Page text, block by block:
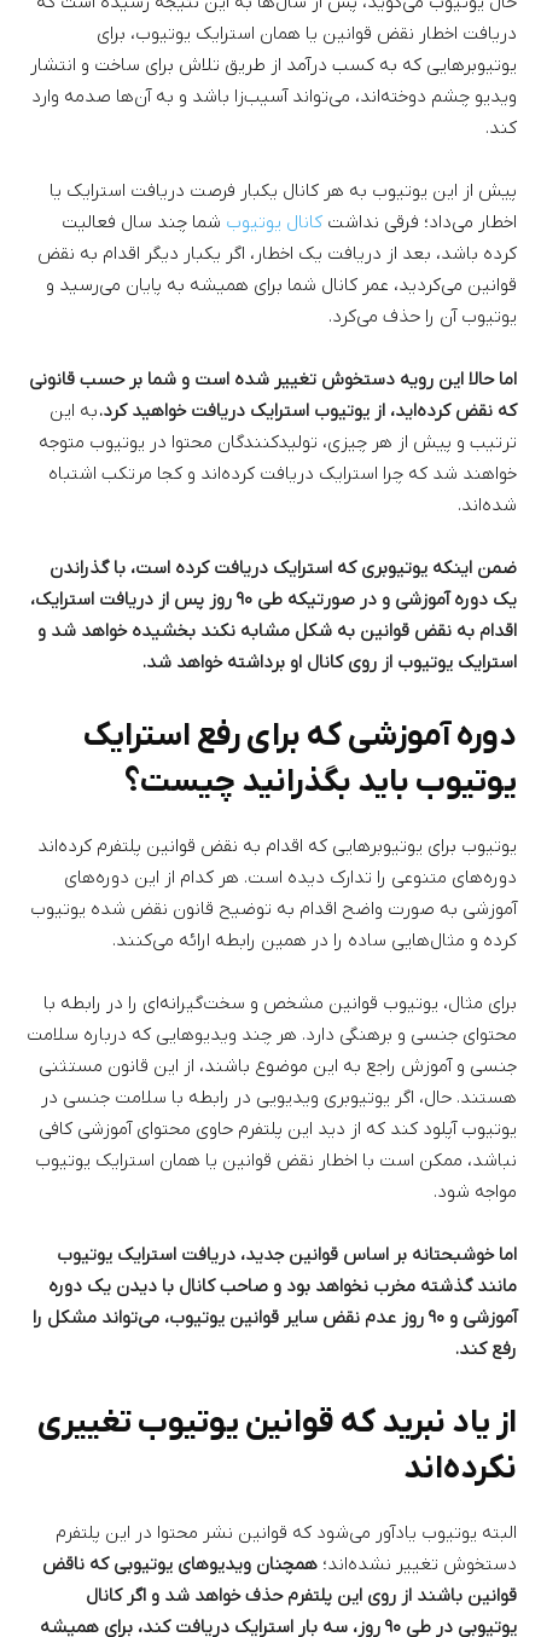
دریافت اخطار نقض قوانین یا همان استرایک یوتیوب، برای
یوتیوبرهایی که به کسب درآمد از طریق تلاش برای ساخت و انتشار
ویدیو چشم دوخته‌اند، می‌تواند آسیب‌زا باشد و به آ‌ن‌ها صدمه وارد
کند.
پیش از این یوتیوب به هر کانال یکبار فرصت دریافت استرایک یا
اخطار می‌داد؛ فرقی نداشت کانال یوتیوب شما چند سال فعالیت
کرده باشد، بعد از دریافت یک اخطار، اگر یکبار دیگر اقدام به نقض
قوانین می‌کردید، عمر کانال شما برای همیشه به پایان می‌رسید و
یوتیوب آن را حذف می‌کرد.
اما حالا این رویه دستخوش تغییر شده است و شما بر حسب قانونی
که نقض کرده‌اید، از یوتیوب استرایک دریافت خواهید کرد.به این
ترتیب و پیش از هر چیزی، تولیدکنندگان محتوا در یوتیوب متوجه
خواهند شد که چرا استرایک دریافت کرده‌اند و کجا مرتکب اشتباه
شده‌اند.
ضمن اینکه یوتیوبری که استرایک دریافت کرده است، با گذراندن
یک دوره آموزشی و در صورتیکه طی ۹۰ روز پس از دریافت استرایک،
اقدام به نقض قوانین به شکل مشابه نکند بخشیده خواهد شد و
استرایک یوتیوب از روی کانال او برداشته خواهد شد.
دوره آموزشی که برای رفع استرایک
یوتیوب باید بگذرانید چیست؟
یوتیوب برای یوتیوبرهایی که اقدام به نقض قوانین پلتفرم کرده‌اند
دوره‌های متنوعی را تدارک دیده است. هر کدام از این دوره‌های
آموزشی به صورت واضح اقدام به توضیح قانون نقض شده یوتیوب
کرده و مثال‌هایی ساده را در همین رابطه ارائه می‌کنند.
برای مثال، یوتیوب قوانین مشخص و سخت‌گیرانه‌ای را در رابطه با
محتوای جنسی و برهنگی دارد. هر چند ویدیوهایی که درباره سلامت
جنسی و آموزش راجع به این موضوع باشند، از این قانون مستثنی
هستند. حال، اگر یوتیوبری ویدیویی در رابطه با سلامت جنسی در
یوتیوب آپلود کند که از دید این پلتفرم حاوی محتوای آموزشی کافی
نباشد، ممکن است با اخطار نقض قوانین یا همان استرایک یوتیوب
مواجه شود.
اما خوشبحتانه بر اساس قوانین جدید، دریافت استرایک یوتیوب
مانند گذشته مخرب نخواهد بود و صاحب کانال با دیدن یک دوره
آموزشی و ۹۰ روز عدم نقض سایر قوانین یوتیوب، می‌تواند مشکل را
رفع کند.
از یاد نبرید که قوانین یوتیوب تغییری
نکرده‌اند
البته یوتیوب یادآور می‌شود که قوانین نشر محتوا در این پلتفرم
دستخوش تغییر نشده‌اند؛ همچنان ویدیوهای یوتیوبی که ناقض
قوانین باشند از روی این پلتفرم حذف خواهد شد و اگر کانال
یوتیوبی در طی ۹۰ روز، سه بار استرایک دریافت کند، برای همیشه